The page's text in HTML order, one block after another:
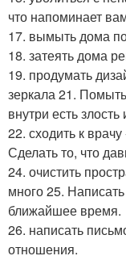
что напоминает
17. вымыть дома
18. затеять дома
19. продумать
зеркала 21.
внутри есть
22. сходить к
Сделать то, что
24. очистить
много 25.
ближайшее время.
26. написать
отношения.